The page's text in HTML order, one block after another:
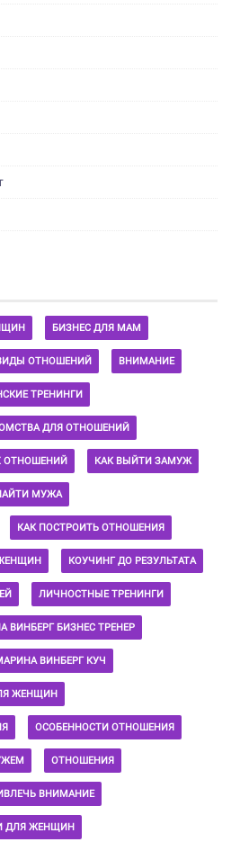
БИЗНЕС ДЛЯ МАМ
ОТНОШЕНИЙ ВНИМАНИЕ
ТРЕНИНГИ
ДЛЯ ОТНОШЕНИЙ
ОТНОШЕНИЙ КАК ВЫЙТИ ЗАМУЖ
МУЖА
КАК ПОСТРОИТЬ ОТНОШЕНИЯ
КОУЧИНГ ДО РЕЗУЛЬТАТА
ЛИЧНОСТНЫЕ ТРЕНИНГИ
ВИНБЕРГ БИЗНЕС ТРЕНЕР
ВИНБЕРГ КУЧ
ЖЕНЩИН
ОСОБЕННОСТИ ОТНОШЕНИЯ
ОТНОШЕНИЯ
ВНИМАНИЕ
ДЛЯ ЖЕНЩИН